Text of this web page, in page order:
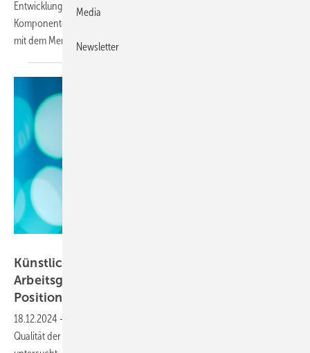
Entwicklungsphase, doch eines ist bereits klar: Ohne die menschliche
Komponente wird es auch künftig nicht gehen. Erst im Zusammenspiel
mit dem Menschen entfaltet KI ihr volles
Künstliche Intelligenz: Probleme der
Arbeitsgestaltung, gewerkschaftliche
Positionen und
18.12.2024 -
Qualität der Arbeitsbedingungen sind noch nicht ausreichend
Media
Newsletter